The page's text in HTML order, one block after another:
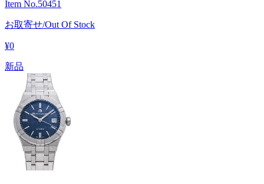
Item No.50451
お取寄せ/Out Of Stock
¥0
新品